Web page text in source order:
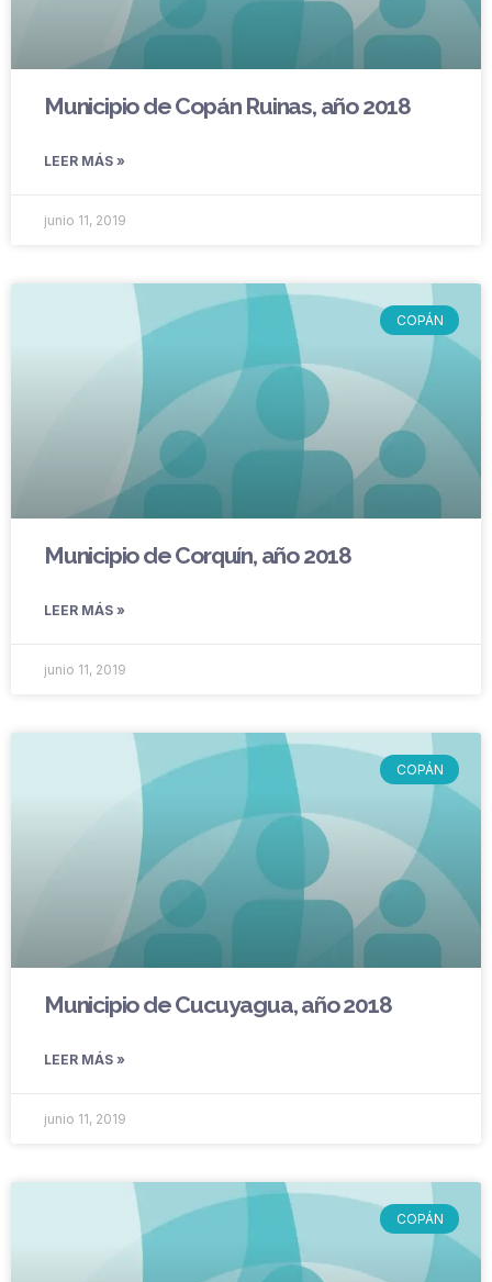
Municipio de Copán Ruinas, año 2018
LEER MÁS »
junio 11, 2019
COPÁN
Municipio de Corquín, año 2018
LEER MÁS »
junio 11, 2019
COPÁN
Municipio de Cucuyagua, año 2018
LEER MÁS »
junio 11, 2019
COPÁN